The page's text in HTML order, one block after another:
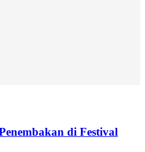
di Festival